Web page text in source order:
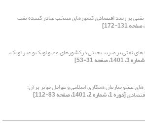
بر رشد اقتصادی کشورهای منتخب صادر کننده نفت
نفتی بر ضریب جینی درکشورهای عضو اوپک و غیر اوپک،
عضو سازمان همکاری اسلامی و عوامل موثر برآن:
[دوره 1، شماره 2، 1401، صفحه 83-112]